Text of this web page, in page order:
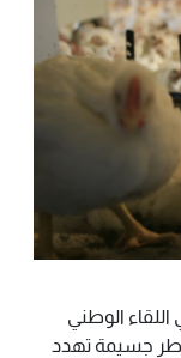
الوطني
جسيمة تهدد